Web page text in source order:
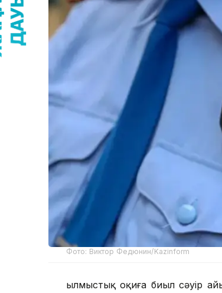
Фото: Виктор Федюнин/Kazinform
Қылмыстық оқиға биыл сәуір